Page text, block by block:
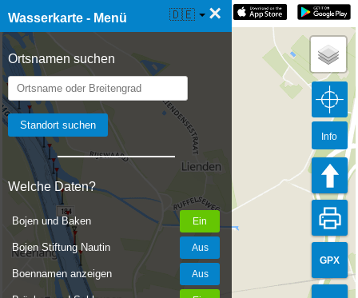
Wasserkarte - Menü ×
Ortsnamen suchen
Welche Daten?
Bojen und Baken
Bojen Stiftung Nautin
Boennamen anzeigen
☰ Wasserkarte Live 🇩🇪
GPX
184
Info